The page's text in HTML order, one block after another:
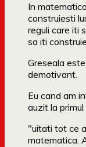
In
construiesti
reguli care iti
sa iti
Greseala
demotivant.
Eu cand am
auzit la
"uitati tot ce
matematica.